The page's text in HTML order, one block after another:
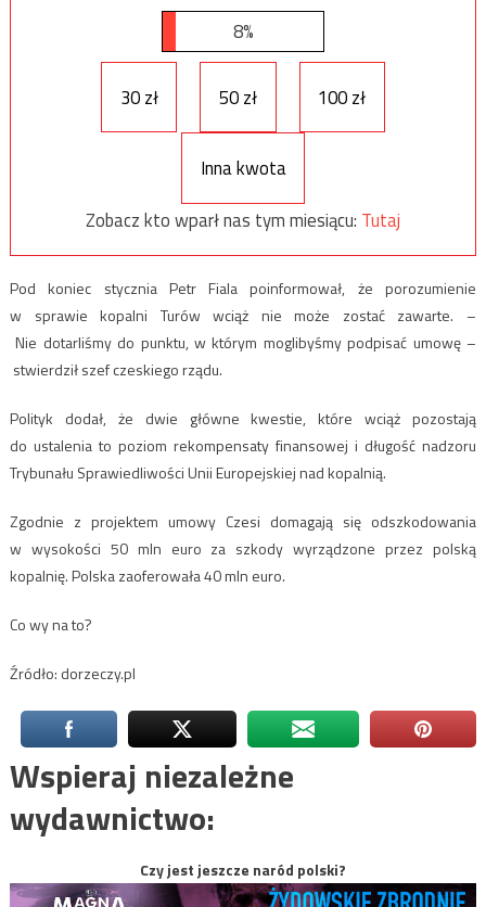
8%
30 zł 50 zł 100 zł
Inna kwota
Zobacz kto wparł nas tym miesiącu: Tutaj
Pod koniec stycznia Petr Fiala poinformował, że porozumienie
w sprawie kopalni Turów wciąż nie może zostać zawarte. –
Nie dotarliśmy do punktu, w którym moglibyśmy podpisać umowę –
stwierdził szef czeskiego rządu.
Polityk dodał, że dwie główne kwestie, które wciąż pozostają
do ustalenia to poziom rekompensaty finansowej i długość nadzoru
Trybunału Sprawiedliwości Unii Europejskiej nad kopalnią.
Zgodnie z projektem umowy Czesi domagają się odszkodowania
w wysokości 50 mln euro za szkody wyrządzone przez polską
kopalnię. Polska zaoferowała 40 mln euro.
Co wy na to?
Źródło: dorzeczy.pl
Wspieraj niezależne
wydawnictwo:
Czy jest jeszcze naród polski?